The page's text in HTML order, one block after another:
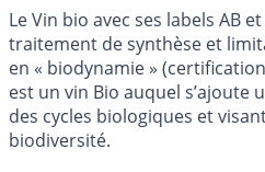
Le Vin bio avec ses labels AB
traitement de synthèse et
en « biodynamie »
est un vin Bio auquel s’ajoute
des cycles biologiques et
biodiversité.